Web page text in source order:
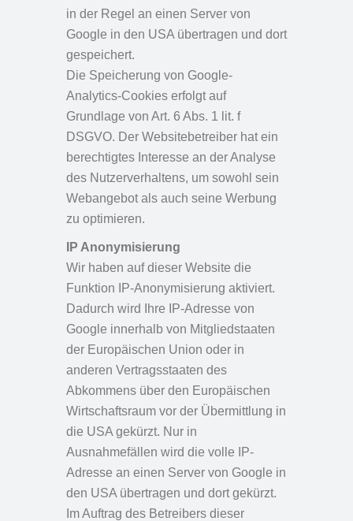
in der Regel an einen Server von
Google in den USA übertragen und dort
gespeichert.
Die Speicherung von Google-
Analytics-Cookies erfolgt auf
Grundlage von Art. 6 Abs. 1 lit. f
DSGVO. Der Websitebetreiber hat ein
berechtigtes Interesse an der Analyse
des Nutzerverhaltens, um sowohl sein
Webangebot als auch seine Werbung
zu optimieren.
IP Anonymisierung
Wir haben auf dieser Website die
Funktion IP-Anonymisierung aktiviert.
Dadurch wird Ihre IP-Adresse von
Google innerhalb von Mitgliedstaaten
der Europäischen Union oder in
anderen Vertragsstaaten des
Abkommens über den Europäischen
Wirtschaftsraum vor der Übermittlung in
die USA gekürzt. Nur in
Ausnahmefällen wird die volle IP-
Adresse an einen Server von Google in
den USA übertragen und dort gekürzt.
Im Auftrag des Betreibers dieser